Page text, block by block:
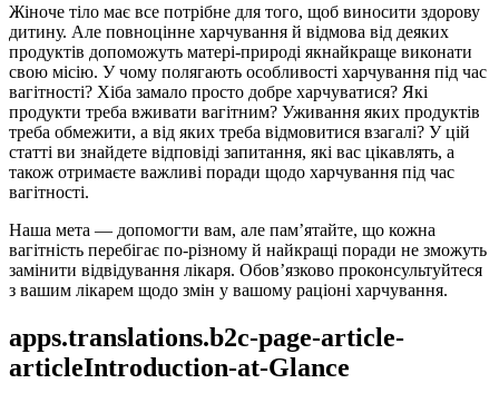
Жіноче тіло має все потрібне для того, щоб виносити здорову
дитину. Але повноцінне харчування й відмова від деяких
продуктів допоможуть матері-природі якнайкраще виконати
свою місію. У чому полягають особливості харчування під час
вагітності? Хіба замало просто добре харчуватися? Які
продукти треба вживати вагітним? Уживання яких продуктів
треба обмежити, а від яких треба відмовитися взагалі? У цій
статті ви знайдете відповіді запитання, які вас цікавлять, а
також отримаєте важливі поради щодо харчування під час
вагітності.
Наша мета — допомогти вам, але пам’ятайте, що кожна
вагітність перебігає по-різному й найкращі поради не зможуть
замінити відвідування лікаря. Обов’язково проконсультуйтеся
з вашим лікарем щодо змін у вашому раціоні харчування.
apps.translations.b2c-page-article-
articleIntroduction-at-Glance